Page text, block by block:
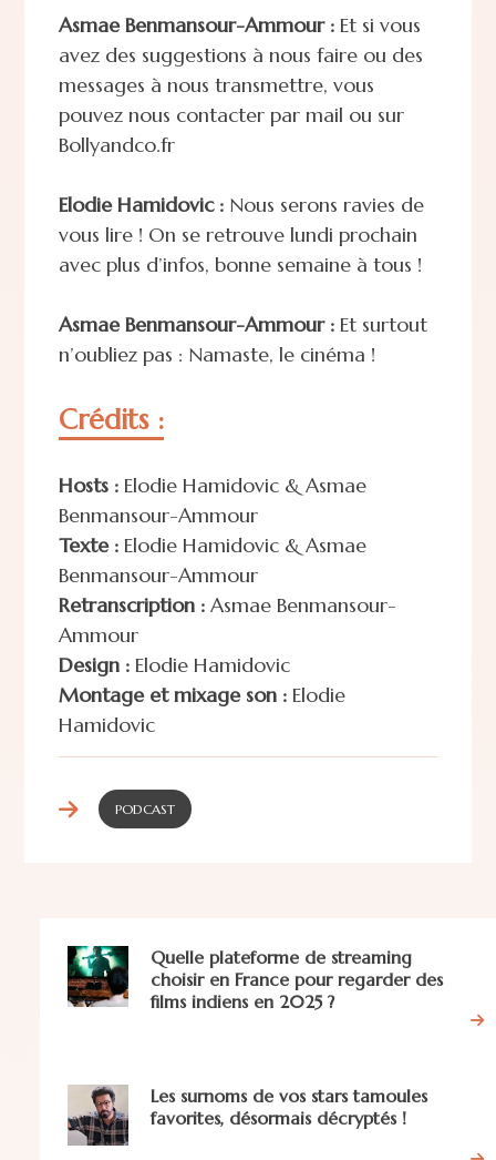
Asmae Benmansour-Ammour :Et si vous
avez des suggestions à nous faire ou des
messages à nous transmettre, vous
pouvez nous contacter par mail ou sur
Bollyandco.fr
Elodie Hamidovic :Nous serons ravies de
vous lire ! On se retrouve lundi prochain
avec plus d’infos, bonne semaine à tous !
Asmae Benmansour-Ammour :Et surtout
n’oubliez pas : Namaste, le cinéma !
Crédits :
Hosts :Elodie Hamidovic & Asmae
Benmansour-Ammour
Texte :Elodie Hamidovic & Asmae
Benmansour-Ammour
Retranscription :Asmae Benmansour-
Ammour
Design :Elodie Hamidovic
Montage et mixage son :Elodie
Hamidovic
PODCAST
Quelle plateforme de streaming
choisir en France pour regarder des
films indiens en 2025 ?
Les surnoms de vos stars tamoules
favorites, désormais décryptés !